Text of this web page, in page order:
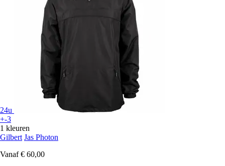
24u
+-3
1 kleuren
Gilbert Jas Photon
Vanaf € 60,00